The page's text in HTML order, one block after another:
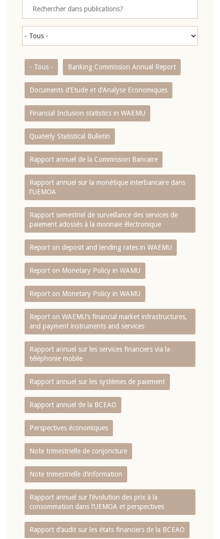
- Tous - Banking Commission Annual Report
Documents d’Etude et d’Analyse Economiques
Financial Inclusion statistics in WAEMU
Quaterly Statistical Bulletin
Rapport annuel de la Commission Bancaire
Rapport annuel sur la monétique interbancaire dans
l'UEMOA
Rapport semestriel de surveillance des services de
paiement adossés à la monnaie électronique
Report on deposit and lending rates in WAEMU
Report on Monetary Policy in WAMU
Report on Monetary Policy in WAMU
Report on WAEMU’s financial market infrastructures,
and payment instruments and services
Rapport annuel sur les services financiers via la
téléphonie mobile
Rapport annuel sur les systèmes de paiement
Rapport annuel de la BCEAO
Perspectives économiques
Note trimestrielle de conjoncture
Note trimestrielle d‘information
Rapport annuel sur l‘évolution des prix à la
consommation dans l‘UEMOA et perspectives
Rapport d‘audit sur les états financiers de la BCEAO